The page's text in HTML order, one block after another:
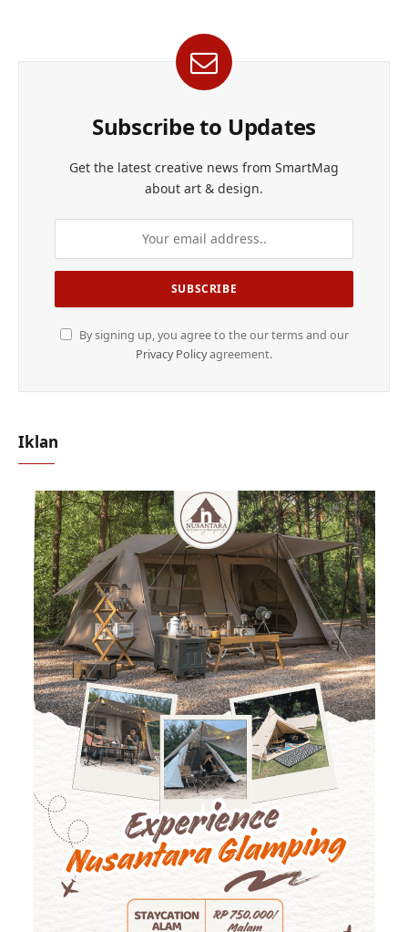
Subscribe to Updates
Get the latest creative news from SmartMag
about art & design.
By signing up, you agree to the our terms and our
Privacy Policyagreement.
Iklan